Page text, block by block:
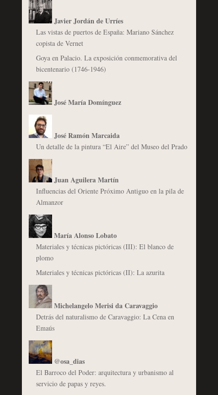
Javier Jordán de Urríes
Las vistas de puertos de España: Mariano Sánchez
copista de Vernet
Goya en Palacio. La exposición conmemorativa del
bicentenario (1746-1946)
José María Domínguez
José Ramón Marcaida
Un detalle de la pintura “El Aire” del Museo del Prado
Juan Aguilera Martín
Influencias del Oriente Próximo Antiguo en la pila de
Almanzor
María Alonso Lobato
Materiales y técnicas pictóricas (III): El blanco de
plomo
Materiales y técnicas pictóricas (II): La azurita
Michelangelo Merisi da Caravaggio
Detrás del naturalismo de Caravaggio: La Cena en
Emaús
@osa_dias
El Barroco del Poder: arquitectura y urbanismo al
servicio de papas y reyes.